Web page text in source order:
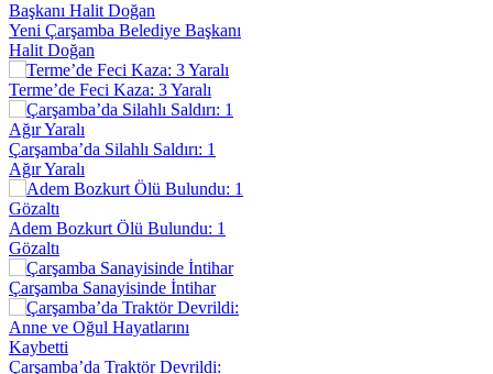
Yeni Çarşamba Belediye Başkanı
Halit Doğan
Terme’de Feci Kaza: 3 Yaralı
Çarşamba’da Silahlı Saldırı: 1
Ağır Yaralı
Adem Bozkurt Ölü Bulundu: 1
Gözaltı
Çarşamba Sanayisinde İntihar
Çarşamba’da Traktör Devrildi: